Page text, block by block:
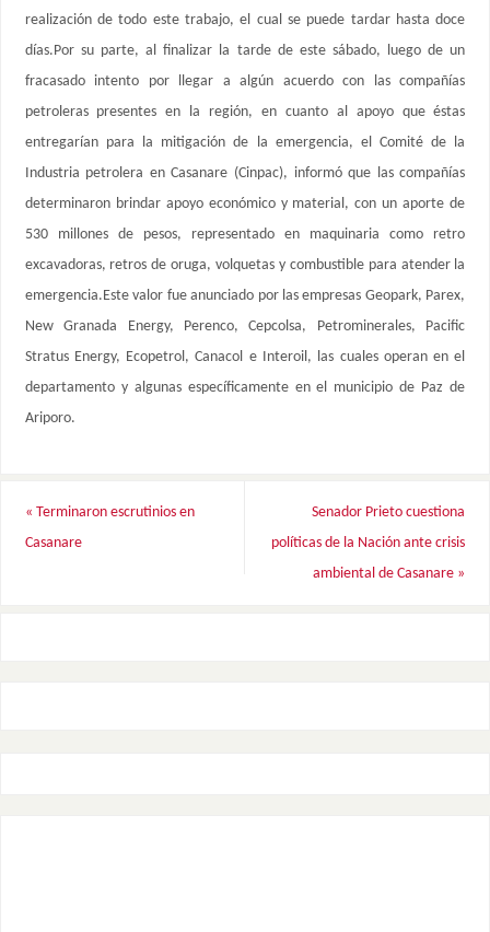
realización de todo este trabajo, el cual se puede tardar hasta doce
días.Por su parte, al finalizar la tarde de este sábado, luego de un
fracasado intento por llegar a algún acuerdo con las compañías
petroleras presentes en la región, en cuanto al apoyo que éstas
entregarían para la mitigación de la emergencia, el Comité de la
Industria petrolera en Casanare (Cinpac), informó que las compañías
determinaron brindar apoyo económico y material, con un aporte de
530 millones de pesos, representado en maquinaria como retro
excavadoras, retros de oruga, volquetas y combustible para atender la
emergencia.Este valor fue anunciado por las empresas Geopark, Parex,
New Granada Energy, Perenco, Cepcolsa, Petrominerales, Pacific
Stratus Energy, Ecopetrol, Canacol e Interoil, las cuales operan en el
departamento y algunas específicamente en el municipio de Paz de
Ariporo.
« Terminaron escrutinios en
Casanare
Senador Prieto cuestiona
políticas de la Nación ante crisis
ambiental de Casanare »